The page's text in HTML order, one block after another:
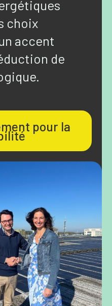
choix
accent
de
pour la